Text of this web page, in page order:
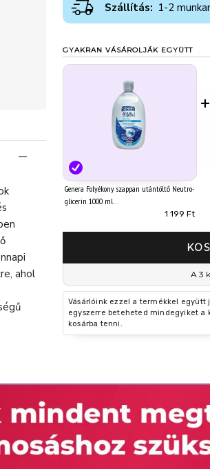
Szállítás: 1-2
GYAKRAN VÁSÁROLJÁK EGYÜTT
Genera Folyékony szappan utántöltő Neutro-
glicerin 1000 ml
1 199 Ft
+
A 3
Vásárlóink ezzel a termékkel
egyszerre beteheted mindegyiket a
kosárba tenni.
ahol